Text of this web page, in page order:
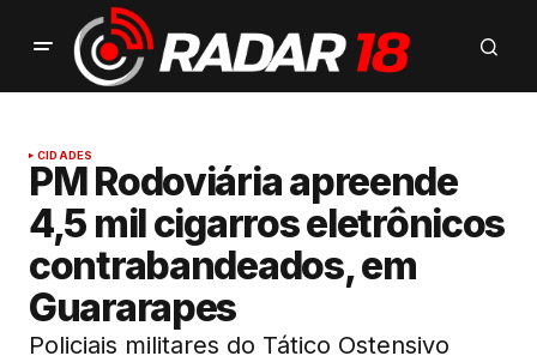
CIDADES
PM Rodoviária apreende
4,5 mil cigarros eletrônicos
contrabandeados, em
Guararapes
Policiais militares do Tático Ostensivo